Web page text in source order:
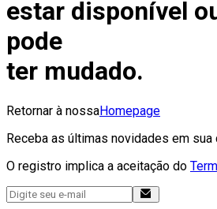
estar disponível
pode
ter mudado.
Retornar à nossaHomepage
Receba as últimas novidades em sua
O registro implica a aceitação do